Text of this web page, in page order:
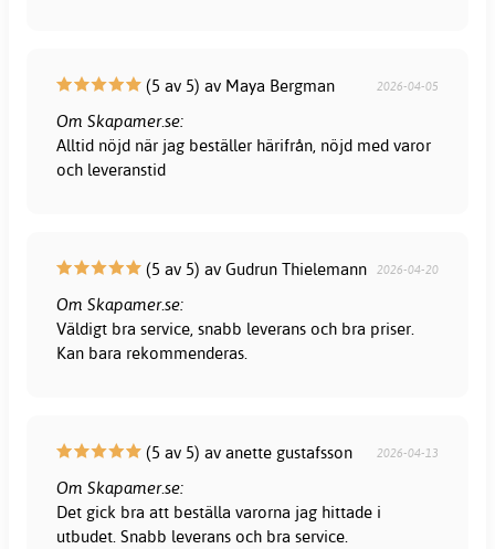
(5 av 5) av Maya Bergman 2026-04-05
Om Skapamer.se:
Alltid nöjd när jag beställer härifrån, nöjd med varor
och leveranstid
(5 av 5) av Gudrun Thielemann 2026-04-20
Om Skapamer.se:
Väldigt bra service, snabb leverans och bra priser.
Kan bara rekommenderas.
(5 av 5) av anette gustafsson 2026-04-13
Om Skapamer.se:
Det gick bra att beställa varorna jag hittade i
utbudet. Snabb leverans och bra service.